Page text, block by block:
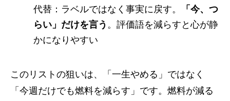
代替：ラベルではなく事実に戻す。
「今、つ
らい」だけを言う 。評価語を減らすと心が静
かになりやすい
このリストの狙いは、「一生やめる」ではなく
「今週だけでも燃料を減らす」です。燃料が減る